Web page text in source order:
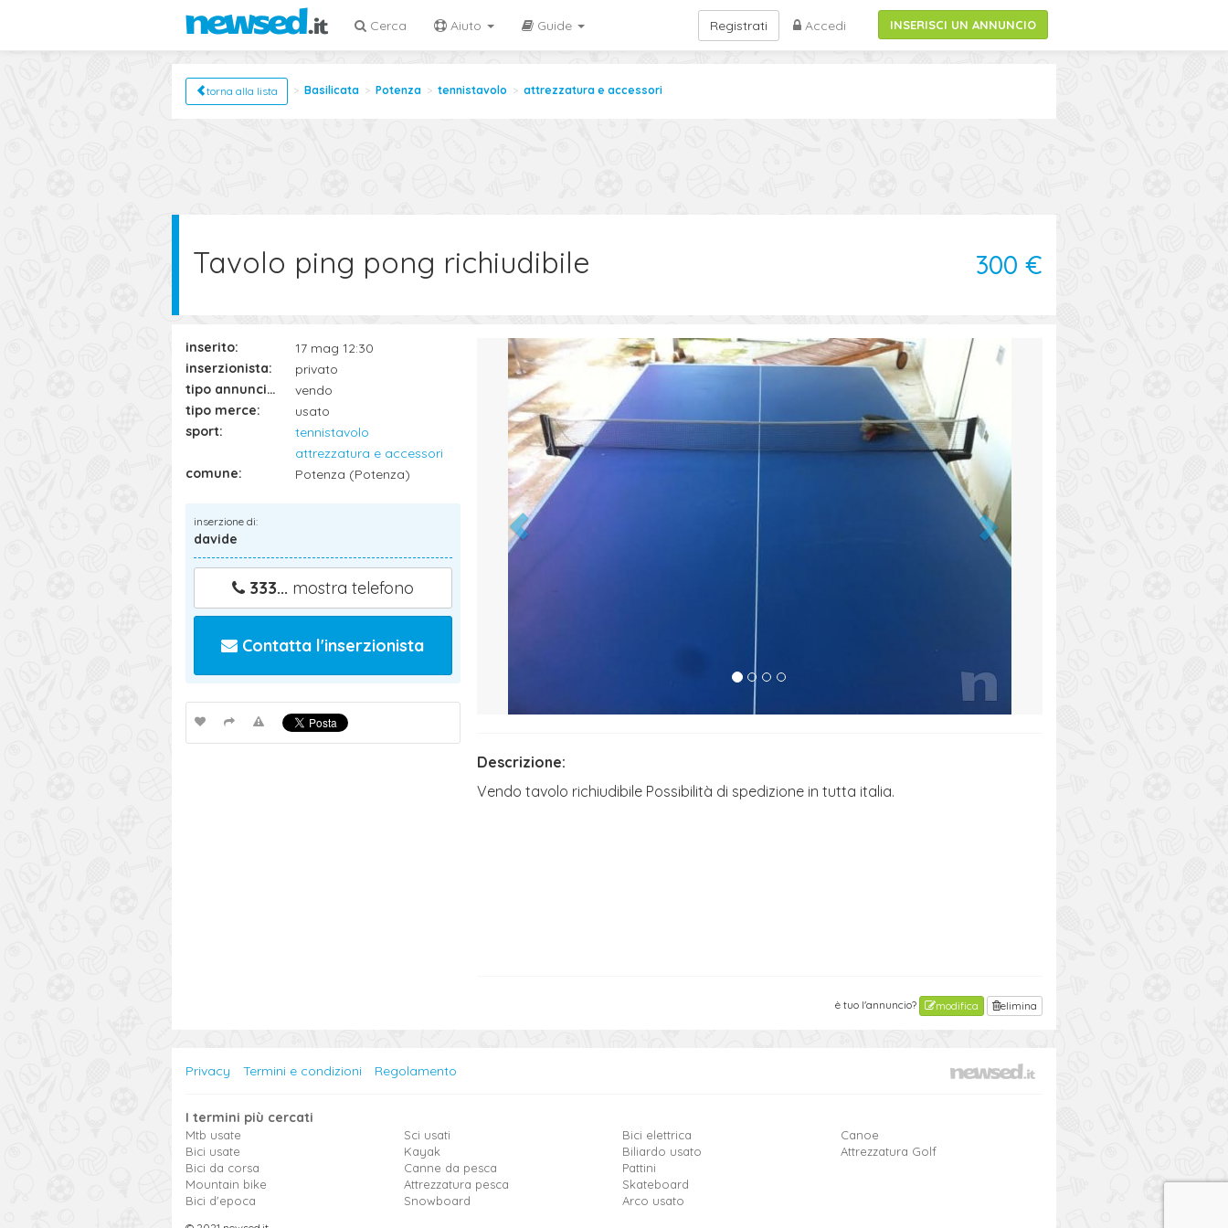
INSERISCI UN ANNUNCIO
Cerca Aiuto Guide Accedi
Registrati
torna alla lista Basilicata Potenza tennistavolo attrezzatura e accessori
Tavolo ping pong richiudibile 300 €
inserito:
17 mag 12:30
inserzionista:
privato
tipo annuncio:
vendo
tipo merce:
usato
sport:
tennistavolo
attrezzatura e accessori
comune:
Potenza (Potenza)
inserzione di:
davide
333... mostra telefono
Contatta l'inserzionista
Descrizione:
Vendo tavolo richiudibile Possibilità di spedizione in tutta italia.
è tuo l'annuncio? modifica elimina
Privacy Termini e condizioni Regolamento
I termini più cercati
Mtb usate
Bici usate
Bici da corsa
Mountain bike
Bici d'epoca
Sci usati
Kayak
Canne da pesca
Attrezzatura pesca
Snowboard
Bici elettrica
Biliardo usato
Pattini
Skateboard
Arco usato
Canoe
Attrezzatura Golf